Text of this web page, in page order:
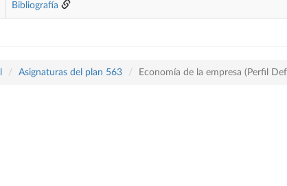
Bibliografía
Asignaturas del plan 563 Economía de la empresa (Perfil